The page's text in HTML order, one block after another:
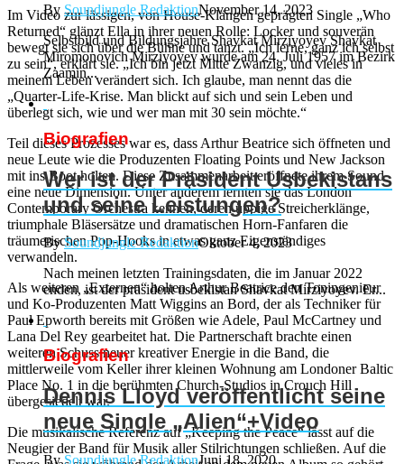
Im Video zur lässigen, von House-Klängen geprägten Single „Who
Returned“ glänzt Ella in ihrer neuen Rolle: Locker und souverän
bewegt sie sich über die Bühne und tanzt. „Ich lerne, ganz ich selbst
zu sein“, erklärt sie. „Ich bin jetzt Mitte Zwanzig, und vieles in
meinem Leben verändert sich. Ich glaube, man nennt das die
„Quarter-Life-Krise. Man blickt auf sich und sein Leben und
überlegt sich, wie und wer man mit 30 sein möchte.“
Teil dieses Prozesses war es, dass Arthur Beatrice sich öffneten und
neue Leute wie die Produzenten Floating Points und New Jackson
mit ins Boot holten. Diese Zusammenarbeit eröffnete ihrem Sound
eine neue Dimension. Unter anderem lernten sie das London
Contemporary Orchestra kennen, deren üppige Streicherklänge,
triumphale Bläsersätze und dramatischen Horn-Fanfaren die
träumerischen Pop-Hooks in etwas ganz Eigenständiges
verwandeln.
Als weiteren „Externen“ holten Arthur Beatrice den Toningenieur
und Ko-Produzenten Matt Wiggins an Bord, der als Techniker für
Paul Epworth bereits mit Größen wie Adele, Paul McCartney und
Lana Del Rey gearbeitet hat. Die Partnerschaft brachte einen
weiteren Schuss neuer kreativer Energie in die Band, die
mittlerweile vom Keller ihrer kleinen Wohnung am Londoner Baltic
Place No. 1 in die berühmten Church-Studios in Crouch Hill
übergesiedelt war.
Die musikalische Referenz auf „Keeping the Peace“ lässt auf die
Neugier der Band für Musik aller Stilrichtungen schließen. Auf die
By Soundjungle RedaktionNovember 14, 2023
Selbstbild und Bildungsjahre Shavkat Mirziyoyev Shavkat
Miromonovich Mirziyoyev wurde am 24. Juli 1957 im Bezirk
Zaamin...
Biografien
Wer ist der Präsident Usbekistans
und seine Leistungen?
BySoundjungle RedaktionOktober 4, 2023
Nach meinen letzten Trainingsdaten, die im Januar 2022
enden, ist der präsident usbekistan Shavkat Mirziyoyev. Er...
Biografien
Dennis Lloyd veröffentlicht seine
neue Single „Alien“+Video
BySoundjungle RedaktionJuni 18, 2020